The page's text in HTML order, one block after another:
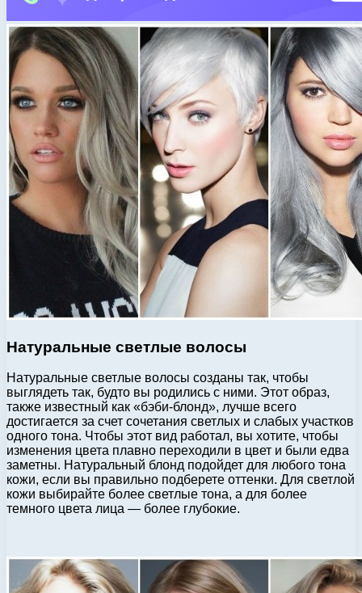
Натуральные светлые волосы
Натуральные светлые волосы созданы так, чтобы
выглядеть так, будто вы родились с ними. Этот образ,
также известный как «бэби-блонд», лучше всего
достигается за счет сочетания светлых и слабых участков
одного тона. Чтобы этот вид работал, вы хотите, чтобы
изменения цвета плавно переходили в цвет и были едва
заметны. Натуральный блонд подойдет для любого тона
кожи, если вы правильно подберете оттенки. Для светлой
кожи выбирайте более светлые тона, а для более
темного цвета лица — более глубокие.